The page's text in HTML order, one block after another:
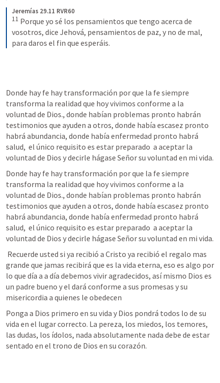
Jeremías 29.11 RVR60
11 Porque yo sé los pensamientos que tengo acerca de
vosotros, dice Jehová, pensamientos de paz, y no de mal,
para daros el fin que esperáis.
Donde hay fe hay transformación por que la fe siempre
transforma la realidad que hoy vivimos conforme a la
voluntad de Dios., donde habían problemas pronto habrán
testimonios que ayuden a otros, donde había escasez pronto
habrá abundancia, donde había enfermedad pronto habrá
salud,  el único requisito es estar preparado  a aceptar la
Donde hay fe hay transformación por que la fe siempre
transforma la realidad que hoy vivimos conforme a la
voluntad de Dios., donde habían problemas pronto habrán
testimonios que ayuden a otros, donde había escasez pronto
habrá abundancia, donde había enfermedad pronto habrá
salud,  el único requisito es estar preparado  a aceptar la
grande que jamas recibirá que es la vida eterna, eso es algo por
lo que día a a día debemos vivir agradecidos, así mismo Dios es
un padre bueno y el dará conforme a sus promesas y su
misericordia a quienes le obedecen
Ponga a Dios primero en su vida y Dios pondrá todos lo de su
vida en el lugar correcto. La pereza, los miedos, los temores,
las dudas, los ídolos, nada absolutamente nada debe de estar
sentado en el trono de Dios en su corazón.